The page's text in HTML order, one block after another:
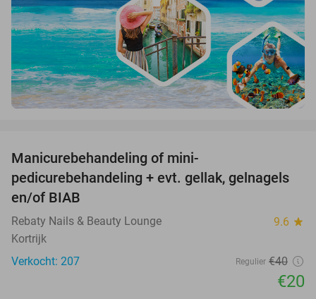
Manicurebehandeling of mini-
pedicurebehandeling + evt. gellak, gelnagels
en/of BIAB
Rebaty Nails & Beauty Lounge 9.6 star
Kortrijk
Verkocht: 207
Regulier €40
€20